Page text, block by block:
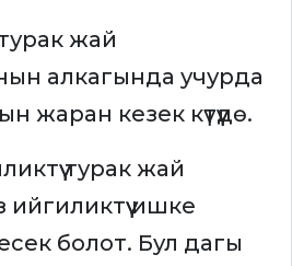
жай
алкагында учурда
жаран кезек күтүүдө.
турак жай
ишке
болот. Бул дагы